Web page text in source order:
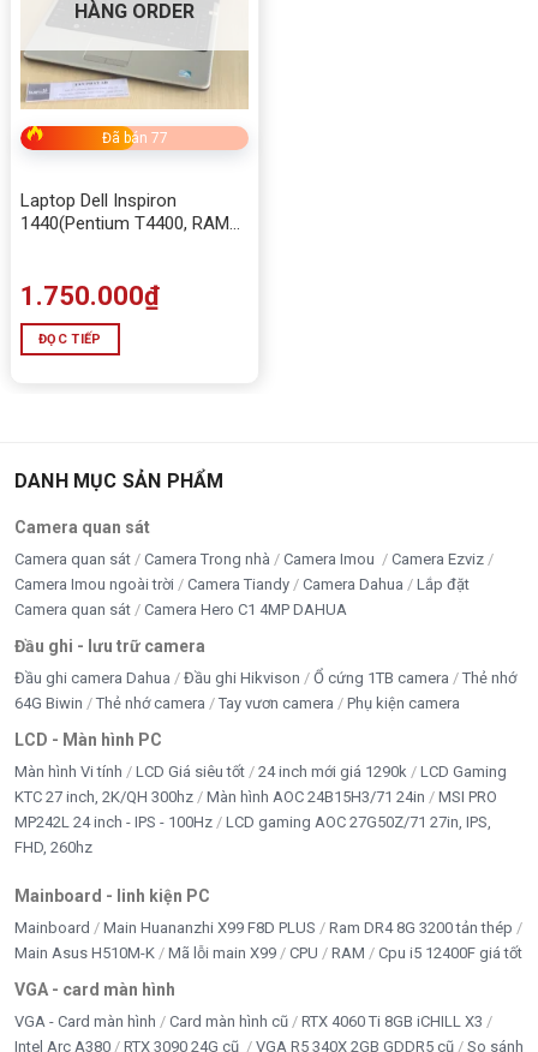
HÀNG ORDER
Đã bán 77
Laptop Dell Inspiron
1440(Pentium T4400, RAM
1.750.000₫
ĐỌC TIẾP
DANH MỤC SẢN PHẨM
Camera quan sát
Camera quan sát Camera Trong nhà Camera Imou
Camera Ezviz
Camera Imou ngoài trời
Camera Tiandy Camera Dahua
Lắp đặt
Camera quan sát
Camera Hero C1 4MP DAHUA
Đầu ghi - lưu trữ camera
Đầu ghi camera Dahua Đầu ghi Hikvison Ổ cứng 1TB camera
Thẻ nhớ
64G Biwin
Thẻ nhớ camera Tay vươn camera Phụ kiện camera
LCD - Màn hình PC
Màn hình Vi tính LCD Giá siêu tốt 24 inch mới giá 1290k
LCD Gaming
KTC 27 inch, 2K/QH 300hz
Màn hình AOC 24B15H3/71 24in
MSI PRO
MP242L 24 inch - IPS - 100Hz
LCD gaming AOC 27G50Z/71 27in, IPS,
FHD, 260hz
Mainboard - linh kiện PC
Mainboard Main Huananzhi X99 F8D PLUS
Ram DR4 8G 3200 tản thép
Main Asus H510M-K
Mã lỗi main X99 CPU RAM Cpu i5 12400F giá tốt
VGA - card màn hình
VGA - Card màn hình Card màn hình cũ
RTX 4060 Ti 8GB iCHILL X3
Intel Arc A380
RTX 3090 24G cũ VGA R5 340X 2GB GDDR5 cũ
So sánh